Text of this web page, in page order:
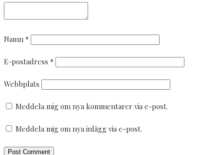
Namn *
E-postadress *
Webbplats
Meddela mig om nya kommentarer via e-post.
Meddela mig om nya inlägg via e-post.